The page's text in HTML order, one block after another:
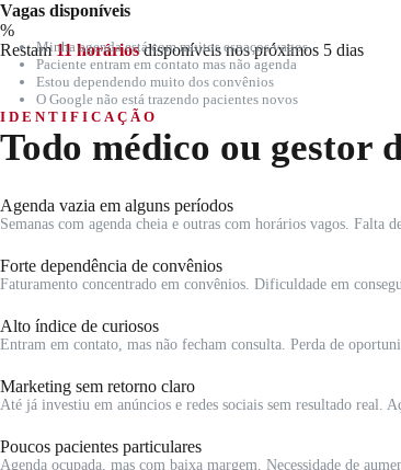
Vagas disponíveis
%
Restam11 horáriosdisponíveis nos próximos 5 dias
Minha agenda está com muitos espaços vagos
Paciente entram em contato mas não agenda
Estou dependendo muito dos convênios
O Google não está trazendo pacientes novos
IDENTIFICAÇÃO
Todo médico ou gestor
Agenda vazia em alguns períodos
Semanas com agenda cheia e outras com horários vagos.
Forte dependência de convênios
Faturamento concentrado em convênios. Dificuldade em
Alto índice de curiosos
Entram em contato, mas não fecham consulta. Perda de
Marketing sem retorno claro
Até já investiu em anúncios e redes sociais sem resultado real.
Poucos pacientes particulares
Agenda ocupada, mas com baixa margem. Necessidade de